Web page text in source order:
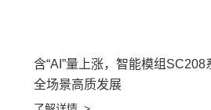
含“AI”量上涨，智能模组
全场景高质发展